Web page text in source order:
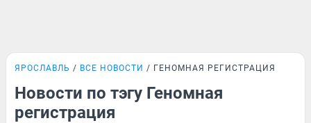
ЯРОСЛАВЛЬ ВСЕ НОВОСТИ ГЕНОМНАЯ РЕГИСТРАЦИЯ
Новости по тэгу Геномная
регистрация